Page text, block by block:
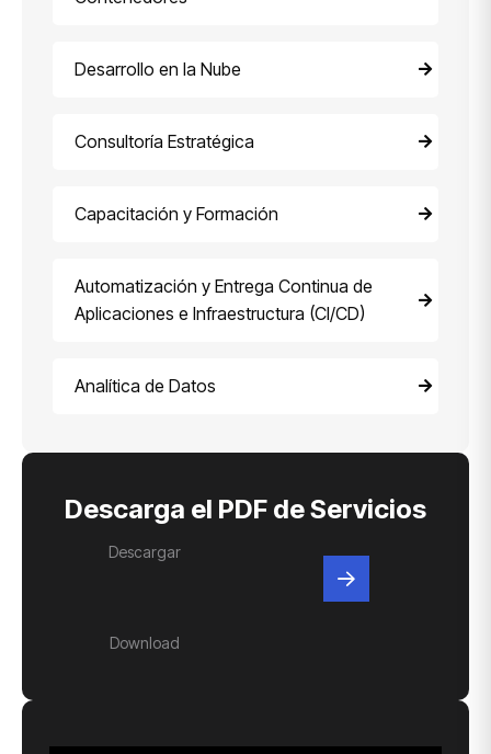
Desarrollo en la Nube
Consultoría Estratégica
Capacitación y Formación
Automatización y Entrega Continua de
Aplicaciones e Infraestructura (CI/CD)
Analítica de Datos
Descarga el PDF de Servicios
Descargar
Download